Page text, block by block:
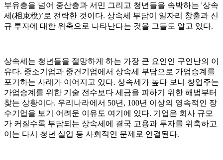
부유층을 넘어 중산층과 서민 그리고 청년들을 속박하는 '상속
세(相束稅)’로 전락한 것이다. 상속세 부담이 일자리 창출과 신
규 투자에 대한 위축으로 나타난다는 것을 그들도 알고 있다.
상속세는 청년들을 절망하게 하는 가장 큰 요인인 구인난의 이
유다. 중소기업과 중견기업에서 상속세 부담으로 가업승계를
포기하는 사례가 이어지고 있다. 상속세가 높다 보니 창업주는
가업승계를 위한 기술 전수보다 세금을 피하기 위한 해법부터
찾는 상황이다. 우리나라에서 50년, 100년 이상의 영속적인 장
수기업을 보기 어려운 이유도 여기에 있다. 기업은 회사 규모
가 커질수록 부담되는 상속세에 결국 고용과 투자를 위축하고
이는 다시 청년 실업 등 사회적인 문제로 연결된다.